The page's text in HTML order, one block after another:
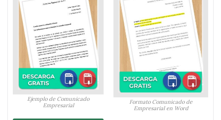
Ejemplo de Comunicado
Empresarial
Formato Comunicado de
Empresarial en Word